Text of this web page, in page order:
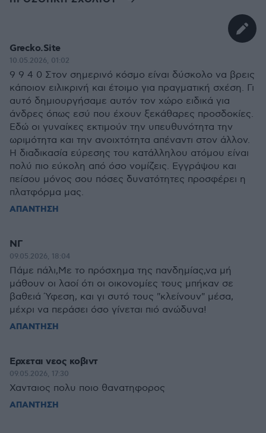
Grecko.Site
10.05.2026, 01:02
9 9 4 0 Στον σημερινό κόσμο είναι δύσκολο να βρεις
κάποιον ειλικρινή και έτοιμο για πραγματική σχέση. Γι
αυτό δημιουργήσαμε αυτόν τον χώρο ειδικά για
άνδρες όπως εσύ που έχουν ξεκάθαρες προσδοκίες.
Εδώ οι γυναίκες εκτιμούν την υπευθυνότητα την
ωριμότητα και την ανοιχτότητα απέναντι στον άλλον.
Η διαδικασία εύρεσης του κατάλληλου ατόμου είναι
πολύ πιο εύκολη από όσο νομίζεις. Εγγράψου και
πείσου μόνος σου πόσες δυνατότητες προσφέρει η
πλατφόρμα μας.
ΑΠΑΝΤΗΣΗ
ΝΓ
09.05.2026, 18:04
Πάμε πάλι,Με το πρόσχημα της πανδημίας,να μή
μάθουν οι λαοί ότι οι οικονομίες τους μπήκαν σε
βαθειά Ύφεση, και γι συτό τους "κλείνουν" μέσα,
μέχρι να περάσει όσο γίνεται πιό ανώδυνα!
ΑΠΑΝΤΗΣΗ
Ερχεται νεος κοβιντ
09.05.2026, 17:30
Χανταιος πολυ ποιο θανατηφορος
ΑΠΑΝΤΗΣΗ